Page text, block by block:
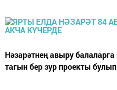
Нәзарәтнең авыру
тагын бер зур проекты булып